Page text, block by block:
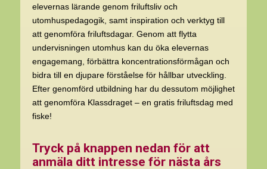
elevernas lärande genom friluftsliv och
utomhuspedagogik, samt inspiration och verktyg till
att genomföra friluftsdagar. Genom att flytta
undervisningen utomhus kan du öka elevernas
engagemang, förbättra koncentrationsförmågan och
bidra till en djupare förståelse för hållbar utveckling.
Efter genomförd utbildning har du dessutom möjlighet
att genomföra Klassdraget – en gratis friluftsdag med
fiske!
Tryck på knappen nedan för att
anmäla ditt intresse för nästa års